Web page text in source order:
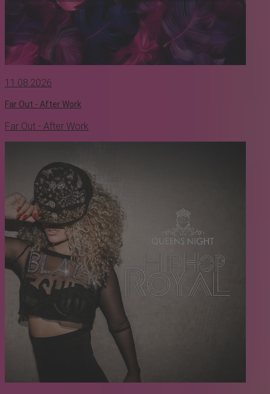
11.08.2026
Far Out - After Work
Far Out - After Work